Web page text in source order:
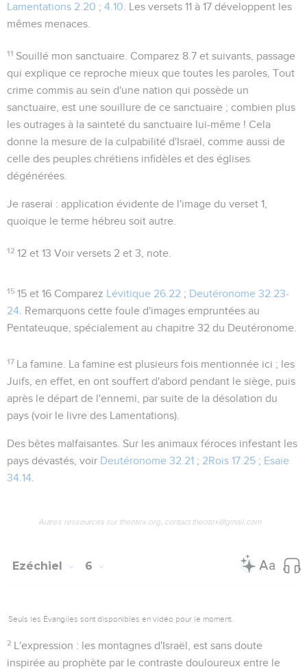
Lamentations 2.20 ; 4.10 . Les versets 11 à 17 développent les
mêmes menaces.
11 Souillé mon sanctuaire . Comparez 8.7 et suivants, passage
qui explique ce reproche mieux que toutes les paroles, Tout
crime commis au sein d'une nation qui possède un
sanctuaire, est une souillure de ce sanctuaire ; combien plus
les outrages à la sainteté du sanctuaire lui-même ! Cela
donne la mesure de la culpabilité d'Israël, comme aussi de
celle des peuples chrétiens infidèles et des églises
dégénérées.
Je raserai : application évidente de l'image du verset 1,
quoique le terme hébreu soit autre.
12 12 et 13 Voir versets 2 et 3, note.
15 15 et 16 Comparez Lévitique 26.22 ; Deutéronome 32.23-
24 . Remarquons cette foule d'images empruntées au
Pentateuque, spécialement au chapitre 32 du Deutéronome.
17 La famine . La famine est plusieurs fois mentionnée ici ; les
Juifs, en effet, en ont souffert d'abord pendant le siège, puis
après le départ de l'ennemi, par suite de la désolation du
pays (voir le livre des Lamentations).
Des bêtes malfaisantes . Sur les animaux féroces infestant les
pays dévastés, voir Deutéronome 32.21 ; 2Rois 17.25 ; Esaïe
34.14
Autres ressources sur theotex.org, contact theotex@gmail.com
Ezéchiel 6
Seuls les Évangiles sont disponibles en vidéo pour le moment.
2 L'expression : les montagnes d'Israël , est sans doute
inspirée au prophète par le contraste douloureux entre le